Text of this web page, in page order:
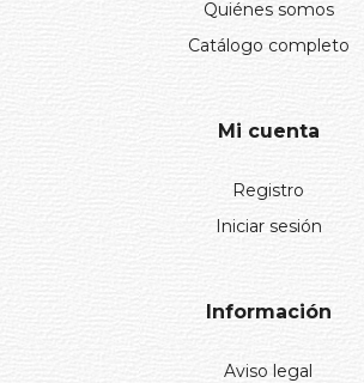
Quiénes somos
Catálogo completo
Mi cuenta
Registro
Iniciar sesión
Información
Aviso legal